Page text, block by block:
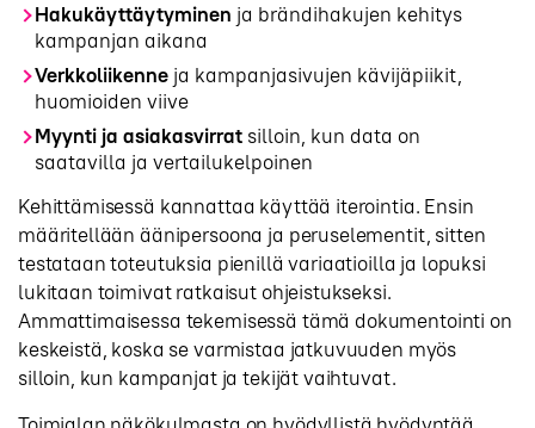
Hakukäyttäytyminen ja brändihakujen kehitys
kampanjan aikana
Verkkoliikenne ja kampanjasivujen kävijäpiikit,
huomioiden viive
Myynti ja asiakasvirrat silloin, kun data on
saatavilla ja vertailukelpoinen
Kehittämisessä kannattaa käyttää iterointia. Ensin
määritellään äänipersoona ja peruselementit, sitten
testataan toteutuksia pienillä variaatioilla ja lopuksi
lukitaan toimivat ratkaisut ohjeistukseksi.
Ammattimaisessa tekemisessä tämä dokumentointi on
keskeistä, koska se varmistaa jatkuvuuden myös
silloin, kun kampanjat ja tekijät vaihtuvat.